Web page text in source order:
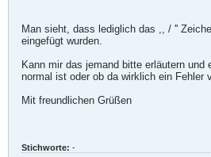
Man sieht, dass lediglich das ,, / ''
eingefügt wurden.
Kann mir das jemand bitte erläutern und
normal ist oder ob da wirklich ein Fehler
Mit freundlichen Grüßen
Stichworte: -